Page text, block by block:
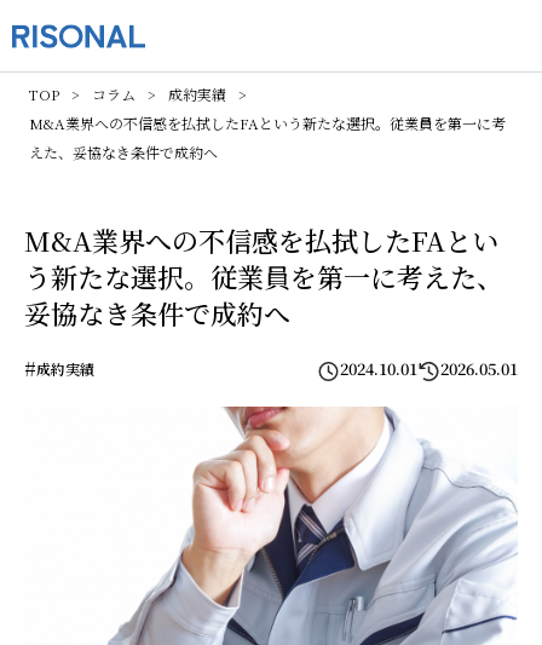
TOP コラム
成約実績
M&A業界への不信感を払拭したFAという新たな選択。従業員を第一に考
えた、妥協なき条件で成約へ
M&A業界への不信感を払拭したFAとい
う新たな選択。従業員を第一に考えた、
妥協なき条件で成約へ
#成約実績 2024.10.01 2026.05.01